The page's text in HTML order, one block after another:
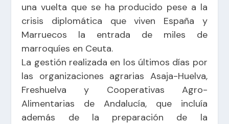
una vuelta que se ha producido pese a la
crisis diplomática que viven España y
Marruecos la entrada de miles de
marroquíes en Ceuta.
La gestión realizada en los últimos días por
las organizaciones agrarias Asaja-Huelva,
Freshuelva y Cooperativas Agro-
Alimentarias de Andalucía, que incluía
además de la preparación de la